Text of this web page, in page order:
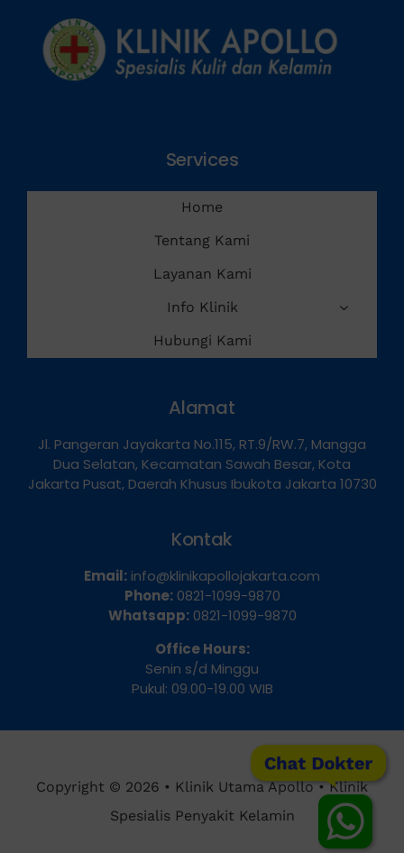
Chat Dokter
Services
Home
Tentang Kami
Layanan Kami
Info Klinik
Hubungi Kami
Alamat
Jl. Pangeran Jayakarta No.115, RT.9/RW.7, Mangga
Dua Selatan, Kecamatan Sawah Besar, Kota
Jakarta Pusat, Daerah Khusus Ibukota Jakarta 10730
Kontak
Email: info@klinikapollojakarta.com
Phone:0821-1099-9870
Whatsapp:0821-1099-9870
Office Hours:
Senin s/d Minggu
Pukul: 09.00-19.00 WIB
Copyright © 2026 • Klinik Utama Apollo • Klinik
Spesialis Penyakit Kelamin